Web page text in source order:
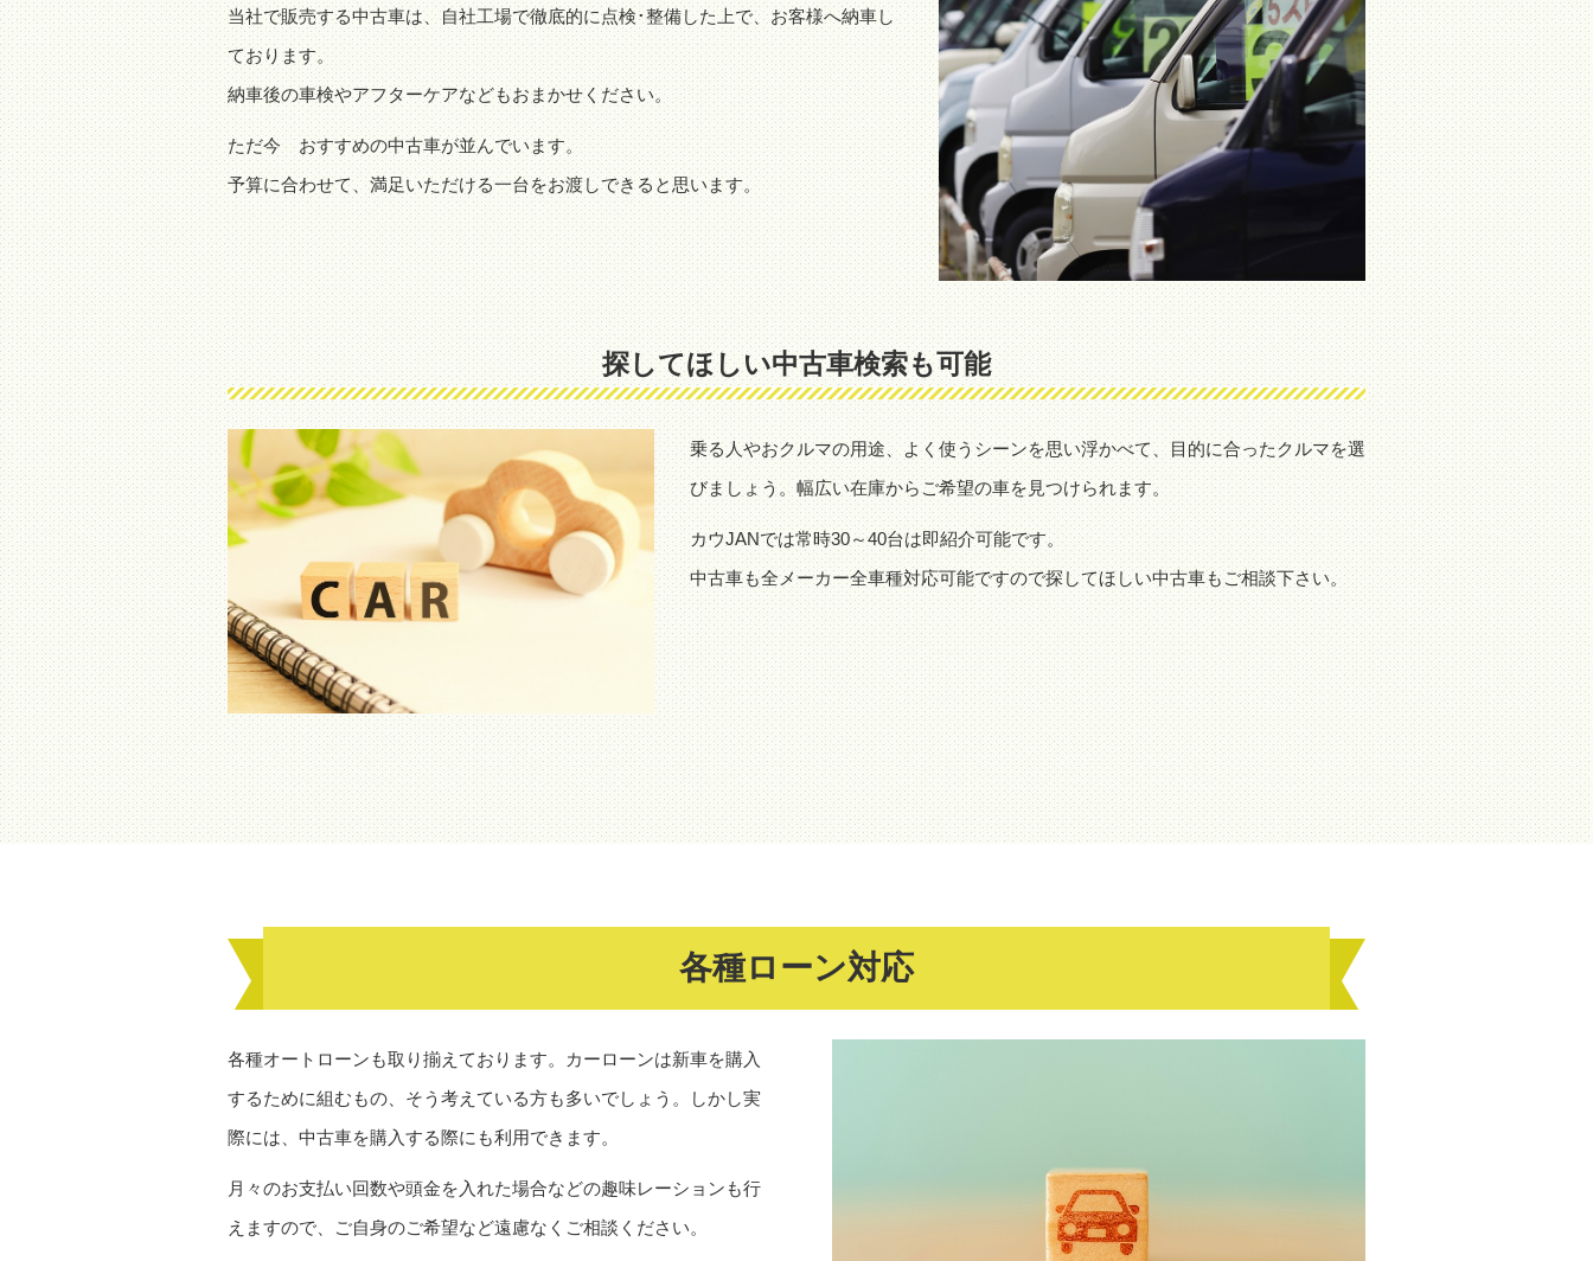
当社で販売する中古車は、自社工場で徹底的に点検･整備した上で、お客様へ納車し
ております。
納車後の車検やアフターケアなどもおまかせください。
ただ今 おすすめの中古車が並んでいます。
予算に合わせて、満足いただける一台をお渡しできると思います。
探してほしい中古車検索も可能
乗る人やおクルマの用途、よく使うシーンを思い浮かべて、目的に合ったクルマを選
びましょう。幅広い在庫からご希望の車を見つけられます。
カウJANでは常時30～40台は即紹介可能です。
中古車も全メーカー全車種対応可能ですので探してほしい中古車もご相談下さい。
各種ローン対応
各種オートローンも取り揃えております。カーローンは新車を購入
するために組むもの、そう考えている方も多いでしょう。しかし実
際には、中古車を購入する際にも利用できます。
月々のお支払い回数や頭金を入れた場合などの趣味レーションも行
えますので、ご自身のご希望など遠慮なくご相談ください。